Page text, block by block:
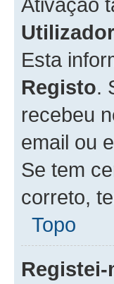
Utilizador
Esta
Registo.
recebeu
email ou
Se tem
correto,
Topo